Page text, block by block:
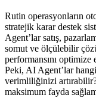
Rutin operasyonların
stratejik karar destek
Agent’lar satış,
somut ve ölçülebilir
performansını optimize
Peki, AI Agent’lar
verimliliğinizi
maksimum fayda